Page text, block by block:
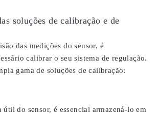
soluções de calibração e de
das medições do sensor, é
calibrar o seu sistema de regulação.
gama de soluções de calibração:
do sensor, é essencial armazená-lo em